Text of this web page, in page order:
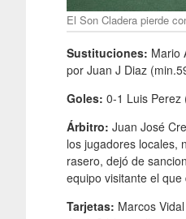
El Son Cladera pierde
Sustituciones: Mario
por Juan J Diaz
Goles: 0-1 Luis Perez
Árbitro: Juan José
los jugadores locales,
rasero, dejó de
equipo visitante el
Tarjetas: Marcos